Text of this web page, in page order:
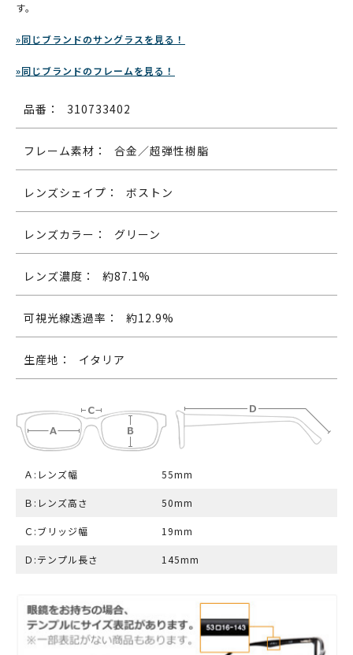
す。
»同じブランドのサングラスを見る！
»同じブランドのフレームを見る！
品番： 310733402
フレーム素材： 合金／超弾性樹脂
レンズシェイプ： ボストン
レンズカラー： グリーン
レンズ濃度： 約87.1%
可視光線透過率： 約12.9%
生産地： イタリア
Ａ:レンズ幅 55mm
Ｂ:レンズ高さ 50mm
Ｃ:ブリッジ幅 19mm
Ｄ:テンプル長さ 145mm